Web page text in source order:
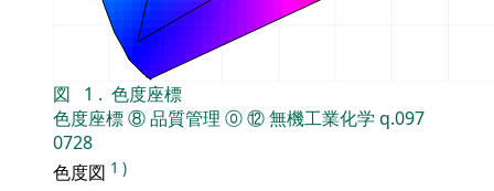
図 1 . 色度座標
色度座標⑧品質管理 ⓪⑫無機工業化学 q.097
0728
色度図 1 )